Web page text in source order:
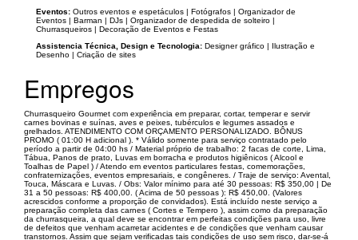
Eventos: Outros eventos e espetáculos | Fotógrafos | Organizador de
Eventos | Barman | DJs | Organizador de despedida de solteiro |
Churrasqueiros | Decoração de Eventos e Festas
Assistencia Técnica, Design e Tecnologia: Designer gráfico | Ilustração e
Desenho | Criação de sites
Empregos
Churrasqueiro Gourmet com experiência em preparar, cortar, temperar e servir
carnes bovinas e suínas, aves e peixes, tubérculos e legumes assados e
grelhados. ATENDIMENTO COM ORÇAMENTO PERSONALIZADO. BÔNUS
PROMO ( 01:00 H adicional ). * Válido somente para serviço contratado pelo
período a partir de 04:00 hs / Material próprio de trabalho: 2 facas de corte, Lima,
Tábua, Panos de prato, Luvas em borracha e produtos higiênicos ( Alcool e
Toalhas de Papel ) / Atendo em eventos particulares festas, comemorações,
confraternizações, eventos empresariais, e congêneres. / Traje de serviço: Avental,
Touca, Máscara e Luvas. / Obs: Valor mínimo para até 30 pessoas: R$ 350,00 | De
31 a 50 pessoas: R$ 400,00. ( Acima de 50 pessoas ): R$ 450,00. (Valores
acrescidos conforme a proporção de convidados). Está incluído neste serviço a
preparação completa das carnes ( Cortes e Tempero ), assim como da preparação
da churrasqueira, a qual deve se encontrar em perfeitas condições para uso, livre
de defeitos que venham acarretar acidentes e de condições que venham causar
transtornos. Assim que sejam verificadas tais condições de uso sem risco, dar-se-á